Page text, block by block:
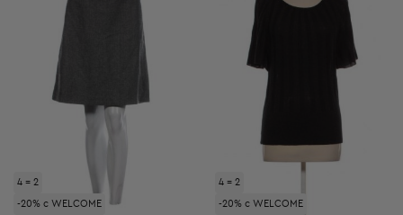
4 = 2
-20% с WELCOME
4 = 2
-20% с WELCOME